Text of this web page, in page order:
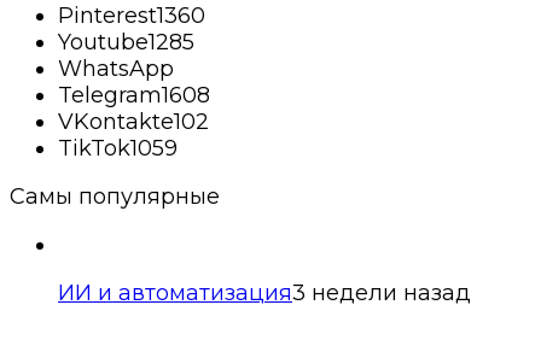
Pinterest1360
Youtube1285
WhatsApp
Telegram1608
VKontakte102
TikTok1059
Самы популярные
ИИ и автоматизация3 недели назад